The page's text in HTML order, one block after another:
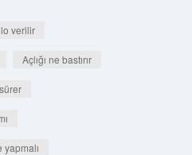
verilir
Açlığı ne bastırır
yapmalı